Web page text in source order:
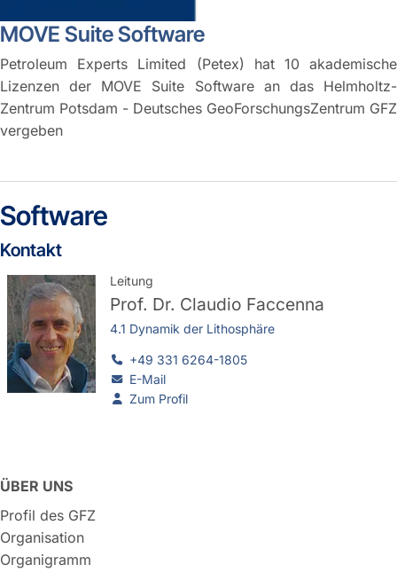
MOVE Suite Software
Petroleum Experts Limited (Petex) hat 10 akademische
Lizenzen der MOVE Suite Software an das Helmholtz-
Zentrum Potsdam - Deutsches GeoForschungsZentrum GFZ
vergeben
Software
Kontakt
Leitung
Prof. Dr. Claudio Faccenna
4.1 Dynamik der Lithosphäre
+49 331 6264-1805
E-Mail
Zum Profil
ÜBER UNS
Profil des GFZ
Organisation
Organigramm